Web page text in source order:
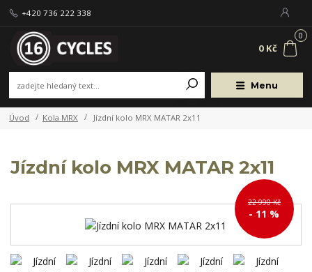
Menu
+420 736 222 338
0
0 Kč
Úvod Kola MRX Jízdní kolo MRX MATAR 2x11
Jízdní kolo MRX MATAR 2x11
22 990 Kč
- 11 %